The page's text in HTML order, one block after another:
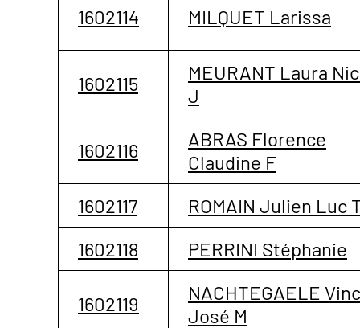
1602114 MILQUET Larissa
1602115
MEURANT Laura
J
1602116
ABRAS Florence
Claudine F
1602117
ROMAIN Julien Luc
1602118
PERRINI Stéphanie
1602119
NACHTEGAELE
José M